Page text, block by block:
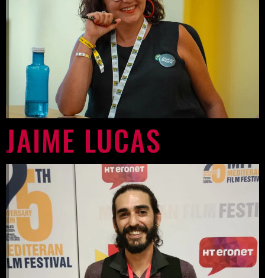
JAIME LUCAS